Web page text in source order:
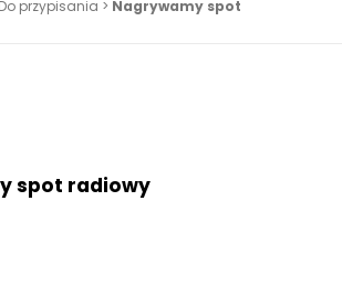
Do przypisania > Nagrywamy spot
spot radiowy